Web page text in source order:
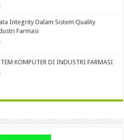
Integrity Dalam Sistem Quality
Farmasi
KOMPUTER DI INDUSTRI FARMASI